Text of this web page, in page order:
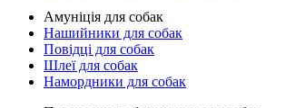
Амуніція для собак
Нашийники для собак
Повідці для собак
Шлеї для собак
Намордники для собак